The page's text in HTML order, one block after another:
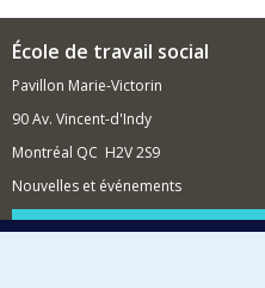
physiothérapie et
l’ethnographie que je
participative et des
École de travail social
Pavillon Marie-Victorin
90 Av. Vincent-d'Indy
Montréal QC H2V 2S9
Nouvelles et événements
Comment soutenir l'École?